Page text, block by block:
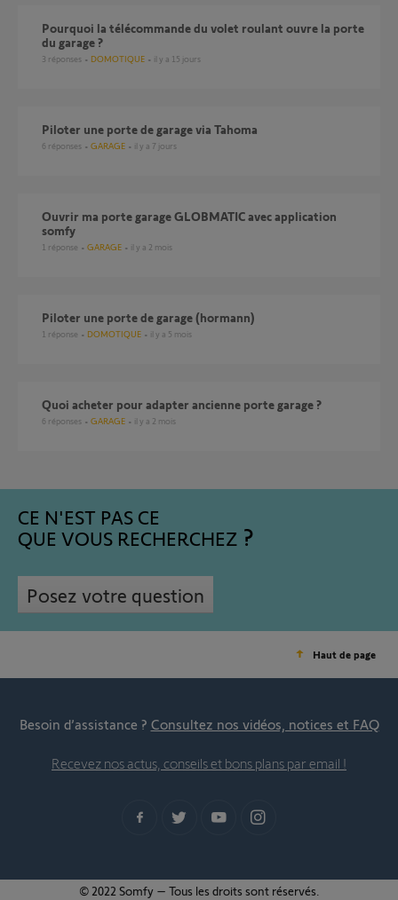
pourquoi la télécommande du volet roulant ouvre la porte
du garage ?
3 réponses DOMOTIQUE il y a 15 jours
Piloter une porte de garage via Tahoma
6 réponses GARAGE il y a 7 jours
Ouvrir ma porte garage GLOBMATIC avec application
somfy
1 réponse GARAGE il y a 2 mois
piloter une porte de garage (hormann)
1 réponse DOMOTIQUE il y a 5 mois
Quoi acheter pour adapter ancienne porte garage ?
6 réponses GARAGE il y a 2 mois
CE N'EST PAS CE
QUE VOUS RECHERCHEZ
Posez votre question
Haut de page
Besoin d’assistance ? Consultez nos vidéos, notices et FAQ
Recevez nos actus, conseils et bons plans par email !
© 2022 Somfy – Tous les droits sont réservés.